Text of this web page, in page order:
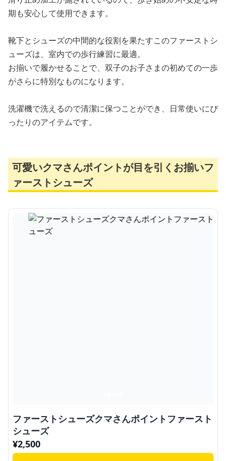
期も安心して使用できます。
靴下とシューズの中間的な役割を果たすこのファーストシ
ューズは、室内での歩行練習に最適。
お揃いで履かせることで、双子のお子さまの初めての一歩
がさらに特別なものになります。
洗濯機で洗えるので清潔に保つことができ、日常使いにぴ
ったりのアイテムです。
可愛いクマさんポイントが目を引くお揃いフ
ァーストシューズ
ファーストシューズクマさんポイントファースト
シューズ
¥2,500